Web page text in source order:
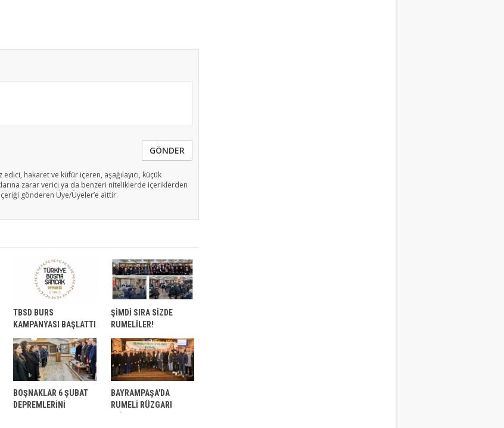
GÖNDER
hakaret ve küfür içeren, aşağılayıcı, küçük
zarar verici ya da benzeri niteliklerde içeriklerden
gönderen Üye/Üyeler’e aittir.
TBSD BURS
KAMPANYASI BAŞLATTI
ŞİMDİ SIRA SİZDE
RUMELİLER!
BOŞNAKLAR 6 ŞUBAT
DEPREMLERİNİ
BAYRAMPAŞA'DA
RUMELİ RÜZGARI